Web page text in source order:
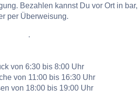
Bezahlen kannst Du vor Ort in bar,
per Überweisung.
.
von 6:30 bis 8:00 Uhr
von 11:00 bis 16:30 Uhr
von 18:00 bis 19:00 Uhr